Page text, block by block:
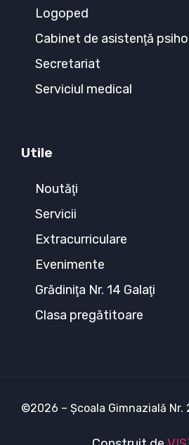
Logoped
Cabinet de asistenţă
Secretariat
Serviciul medical
Utile
Noutăţi
Servicii
Extracurriculare
Evenimente
Grădiniţa Nr. 14 Galaţi
Clasa pregătitoare
©2026 – Școala Gimnazială Nr.